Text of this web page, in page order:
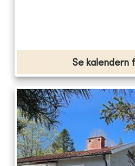
Se kalendern